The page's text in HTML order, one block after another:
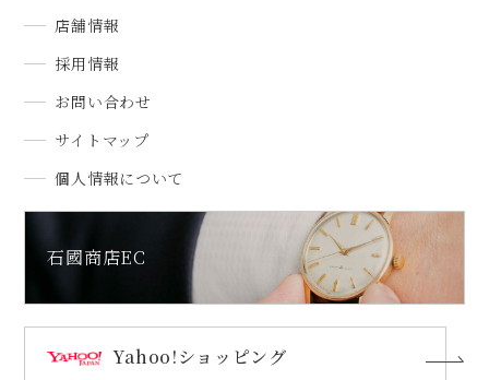
店舗情報
採用情報
お問い合わせ
サイトマップ
個人情報について
石國商店EC
Yahoo!ショッピング